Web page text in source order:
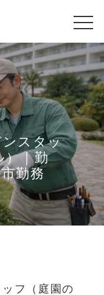
ンスタッ
）｜勤
勤務
フ（庭園の